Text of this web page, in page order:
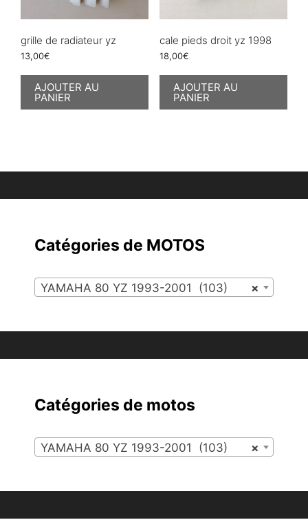
grille de radiateur yz
13,00€
AJOUTER AU
PANIER
cale pieds droit yz 1998
18,00€
AJOUTER AU
PANIER
Catégories de MOTOS
×
YAMAHA 80 YZ 1993-2001 (103)
Catégories de motos
×
YAMAHA 80 YZ 1993-2001 (103)